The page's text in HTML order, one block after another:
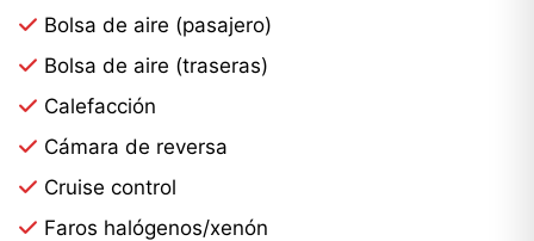
Bolsa de aire (pasajero)
Bolsa de aire (traseras)
Calefacción
Cámara de reversa
Cruise control
Faros halógenos/xenón